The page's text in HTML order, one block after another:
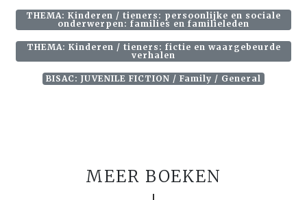
THEMA: Kinderen / tieners: persoonlijke en sociale
onderwerpen: families en familieleden
THEMA: Kinderen / tieners: fictie en waargebeurde
verhalen
BISAC: JUVENILE FICTION / Family / General
MEER BOEKEN